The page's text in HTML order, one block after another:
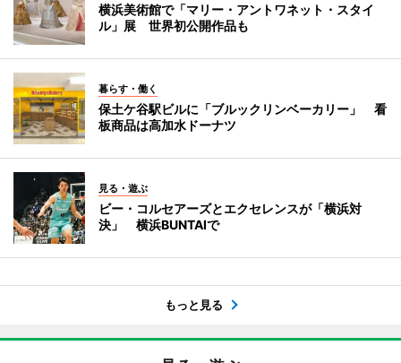
横浜美術館で「マリー・アントワネット・スタイ
ル」展 世界初公開作品も
暮らす・働く
保土ケ谷駅ビルに「ブルックリンベーカリー」 看
板商品は高加水ドーナツ
見る・遊ぶ
ビー・コルセアーズとエクセレンスが「横浜対
決」 横浜BUNTAIで
もっと見る